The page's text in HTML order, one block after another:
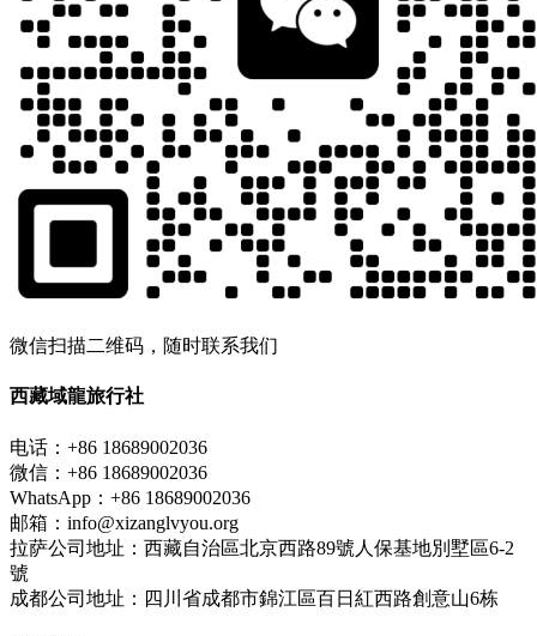
微信扫描二维码，随时联系我们
西藏域龍旅行社
电话：+86 18689002036
微信：+86 18689002036
WhatsApp：+86 18689002036
邮箱：info@xizanglvyou.org
拉萨公司地址：西藏自治區北京西路89號人保基地別墅區6-2
號
成都公司地址：四川省成都市錦江區百日紅西路創意山6栋